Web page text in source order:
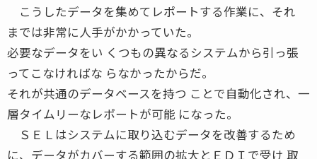
こうしたデータを集めてレポートする作業に、それ
までは非常に人手がかかっていた。
必要なデータをい くつもの異なるシステムから引っ張
ってこなければな らなかったからだ。
それが共通のデータベースを持つ ことで自動化され、一
層タイムリーなレポートが可能 になった。
ＳＥＬはシステムに取り込むデータを改善するため
に、データがカバーする範囲の拡大とＥＤＩで受け 取